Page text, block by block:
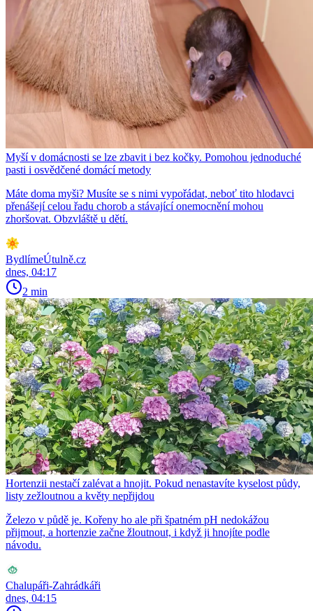
Myší v domácnosti se lze zbavit i bez kočky. Pomohou jednoduché
pasti i osvědčené domácí metody
Máte doma myši? Musíte se s nimi vypořádat, neboť tito hlodavci
přenášejí celou řadu chorob a stávající onemocnění mohou
zhoršovat. Obzvláště u dětí.
BydlímeÚtulně.cz
dnes, 04:17
2 min
Hortenzii nestačí zalévat a hnojit. Pokud nenastavíte kyselost půdy,
listy zežloutnou a květy nepřijdou
Železo v půdě je. Kořeny ho ale při špatném pH nedokážou
přijmout, a hortenzie začne žloutnout, i když ji hnojíte podle
návodu.
Chalupáři-Zahrádkáři
dnes, 04:15